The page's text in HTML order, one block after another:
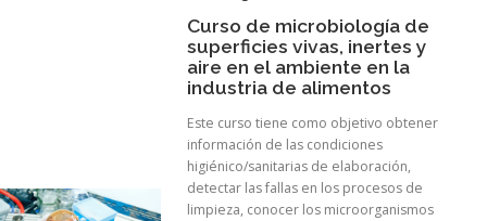
Curso de microbiología de
superficies vivas, inertes y
aire en el ambiente en la
industria de alimentos
Este curso tiene como objetivo obtener
información de las condiciones
higiénico/sanitarias de elaboración,
detectar las fallas en los procesos de
limpieza, conocer los microorganismos